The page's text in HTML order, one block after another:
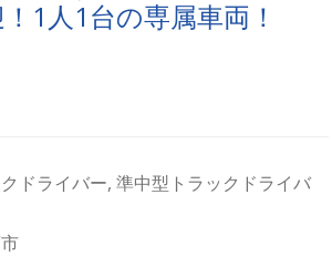
1人1台の専属車両！
ドライバー, 準中型トラックドライバ